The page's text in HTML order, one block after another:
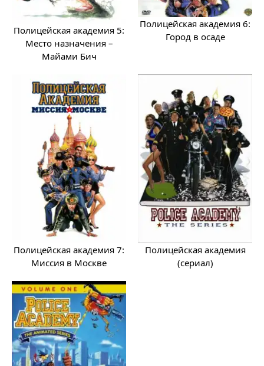
Полицейская академия 5:
Место назначения –
Майами Бич
Полицейская академия 6:
Город в осаде
Полицейская академия 7:
Миссия в Москве
Полицейская академия
(сериал)